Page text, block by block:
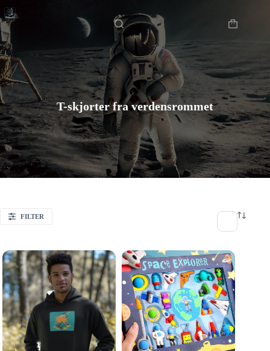
til
innholdet
Hjem
T-skjorter fra verdensrommet
FILTER